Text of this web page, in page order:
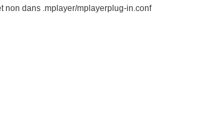
non dans .mplayer/mplayerplug-in.conf